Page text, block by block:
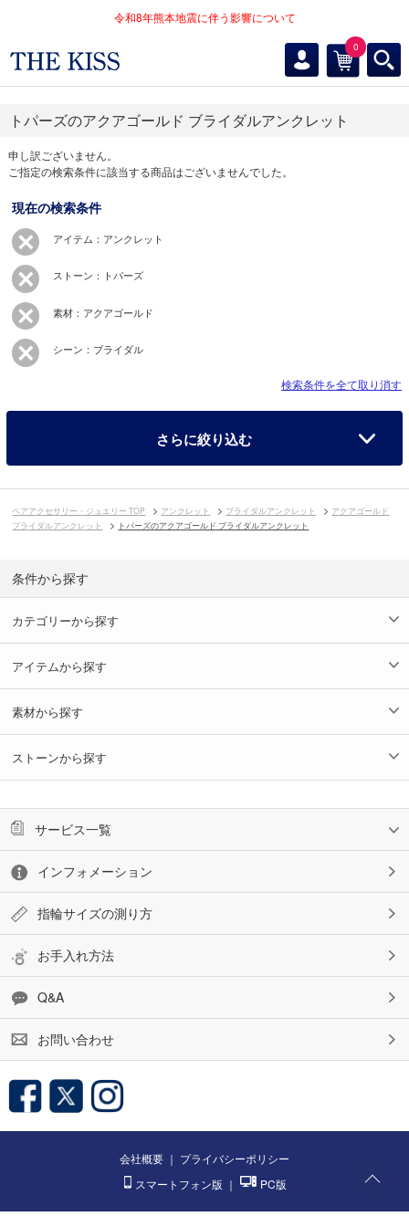
令和8年熊本地震に伴う影響について
0
トパーズのアクアゴールド ブライダルアンクレット
申し訳ございません。
ご指定の検索条件に該当する商品はございませんでした。
現在の検索条件
アイテム：アンクレット
ストーン：トパーズ
素材：アクアゴールド
シーン：ブライダル
検索条件を全て取り消す
さらに絞り込む
ペアアクセサリー・ジュエリー TOP アンクレット ブライダルアンクレット
アクアゴールド
ブライダルアンクレット
トパーズのアクアゴールド ブライダルアンクレット
条件から探す
カテゴリーから探す
アイテムから探す
素材から探す
ストーンから探す
サービス一覧
インフォメーション
指輪サイズの測り方
お手入れ方法
Q&A
お問い合わせ
会社概要 ｜ プライバシーポリシー
スマートフォン版 ｜ PC版